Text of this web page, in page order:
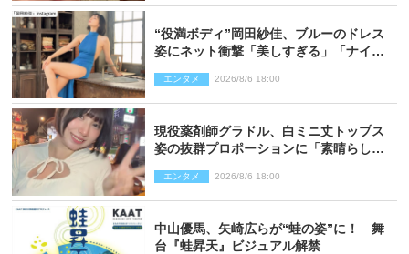
“役満ボディ”岡田紗佳、ブルーのドレス
姿にネット衝撃「美しすぎる」「ナイ
エンタメ 2026/8/6 18:00
現役薬剤師グラドル、白ミニ丈トップス
姿の抜群プロポーションに「素晴らしす
エンタメ 2026/8/6 18:00
中山優馬、矢崎広らが“蛙の姿”に！ 舞
台『蛙昇天』ビジュアル解禁